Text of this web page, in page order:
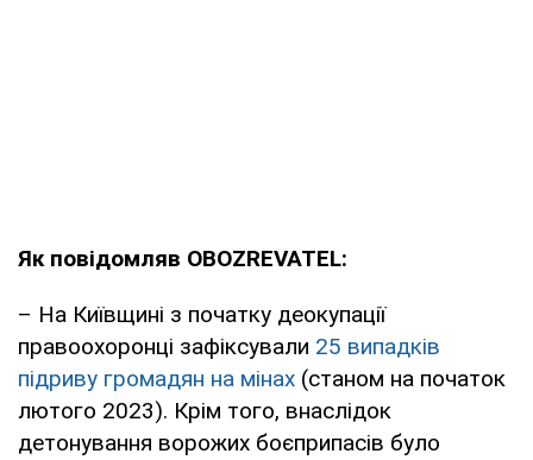
Як повідомляв OBOZREVATEL:
– На Київщині з початку деокупації
правоохоронці зафіксували 25 випадків
підриву громадян на мінах (станом на початок
лютого 2023). Крім того, внаслідок
детонування ворожих боєприпасів було